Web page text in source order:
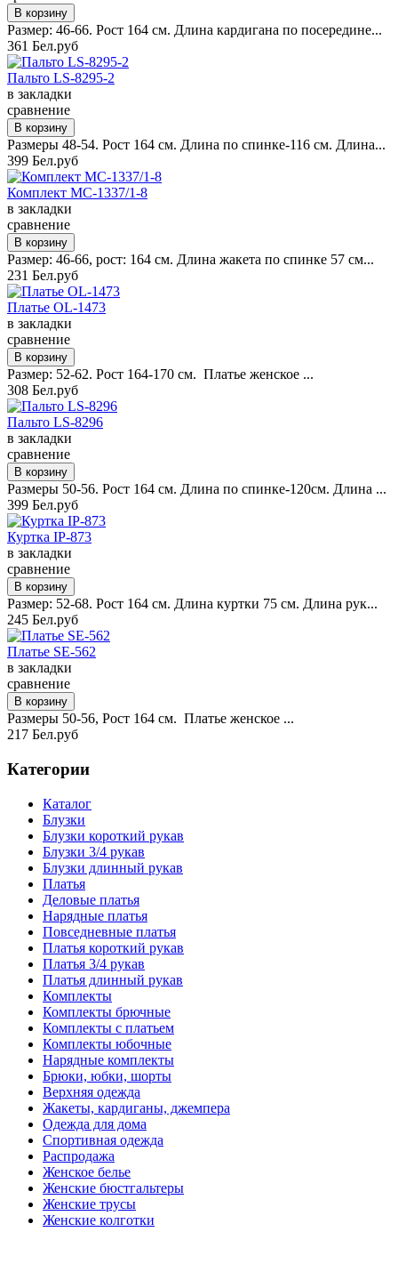
Размер: 46-66. Рост 164 см. Длина кардигана по посередине...
361 Бел.руб
Пальто LS-8295-2
в закладки
сравнение
Размеры 48-54. Рост 164 см. Длина по спинке-116 см. Длина...
399 Бел.руб
Комплект MC-1337/1-8
в закладки
сравнение
Размер: 46-66, рост: 164 см. Длина жакета по спинке 57 см...
231 Бел.руб
Платье OL-1473
в закладки
сравнение
Размер: 52-62. Рост 164-170 см. Платье женское ...
308 Бел.руб
Пальто LS-8296
в закладки
сравнение
Размеры 50-56. Рост 164 см. Длина по спинке-120см. Длина ...
399 Бел.руб
Куртка IP-873
в закладки
сравнение
Размер: 52-68. Рост 164 см. Длина куртки 75 см. Длина рук...
245 Бел.руб
Платье SE-562
в закладки
сравнение
Размеры 50-56, Рост 164 см. Платье женское ...
217 Бел.руб
Категории
Каталог
Блузки
Блузки короткий рукав
Блузки 3/4 рукав
Блузки длинный рукав
Платья
Деловые платья
Нарядные платья
Повседневные платья
Платья короткий рукав
Платья 3/4 рукав
Платья длинный рукав
Комплекты
Комплекты брючные
Комплекты с платьем
Комплекты юбочные
Нарядные комплекты
Брюки, юбки, шорты
Верхняя одежда
Жакеты, кардиганы, джемпера
Одежда для дома
Спортивная одежда
Распродажа
Женское белье
Женские бюстгальтеры
Женские трусы
Женские колготки